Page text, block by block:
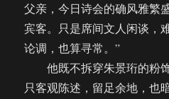
父亲，今日诗会的确风雅繁
宾客。只是席间文人闲谈，
论调，也算寻常。”
他既不拆穿朱景珩的粉饰
只客观陈述，留足余地，也